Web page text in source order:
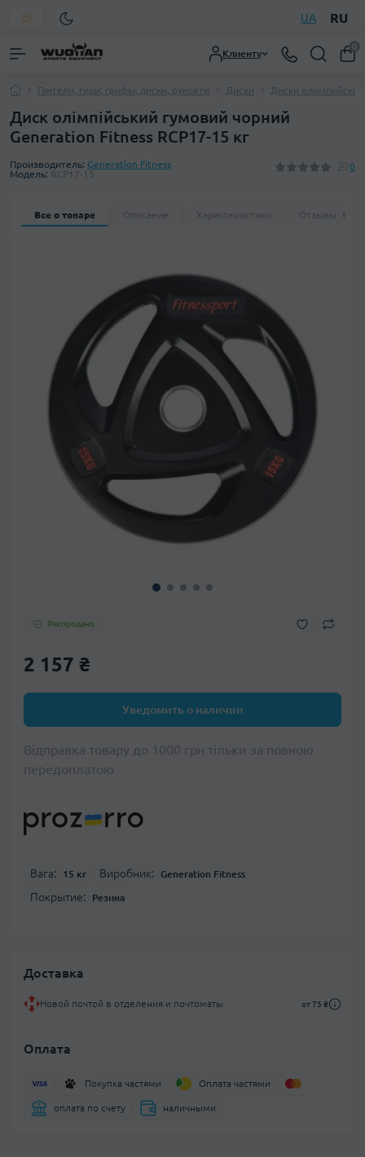
UA RU
Клиенту
0
Гантели, гири, грифы, диски, рукояти Диски Диски олимпийские
Диск олімпійський гумовий чорний
Generation Fitness RCP17-15 кг
Производитель: Generation Fitness
Модель: RCP17-15
0
Все о товаре Описание Характеристики Отзывы
Распродано
2 157 ₴
Уведомить о наличии
Відправка товару до 1000 грн тільки за повною
передоплатою
Вага: 15 кг Виробник: Generation Fitness
Покрытие: Резина
Доставка
Новой почтой в отделения и почтоматы от 75 ₴
Оплата
Покупка частями Оплата частями
оплата по счету наличными